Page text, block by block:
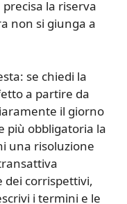
la riserva
non si giunga a
se chiedi la
a partire da
il giorno
più obbligatoria la
una risoluzione
dei corrispettivi,
i termini e le